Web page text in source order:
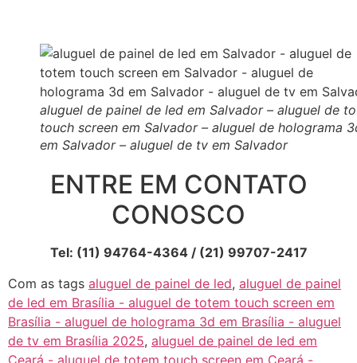
aluguel de painel de led em Salvador – aluguel de
touch screen em Salvador – aluguel de holograma
em Salvador – aluguel de tv em Salvador
ENTRE EM CONTATO
CONOSCO
Tel: (11) 94764-4364 / (21) 99707-2417
Com as tags aluguel de painel de led, aluguel de painel
de led em Brasília - aluguel de totem touch screen em
Brasília - aluguel de holograma 3d em Brasília - aluguel
de tv em Brasília 2025, aluguel de painel de led em
Ceará - aluguel de totem touch screen em Ceará -